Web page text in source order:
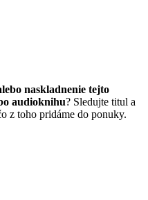
naskladnenie tejto
audioknihu? Sledujte titul a
z toho pridáme do ponuky.